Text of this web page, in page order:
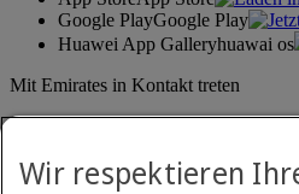
Google PlayGoogle Play
Huawei App Galleryhuawai os
Mit Emirates in Kontakt treten
Wir respektieren